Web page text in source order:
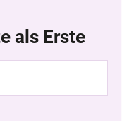
als Erste